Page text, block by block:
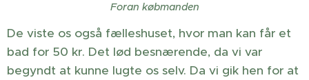
Foran købmanden
De viste os også fælleshuset, hvor man kan får et
bad for 50 kr. Det lød besnærende, da vi var
begyndt at kunne lugte os selv. Da vi gik hen for at